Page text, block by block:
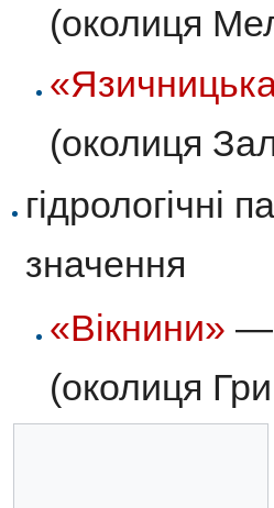
(околиця
(околиця
гідрологічні
значення
«Вікнини» —
(околиця